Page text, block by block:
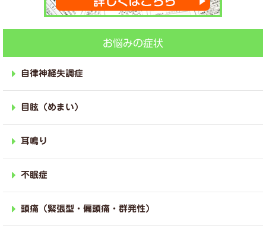
お悩みの症状
自律神経失調症
目眩（めまい）
耳鳴り
不眠症
頭痛（緊張型・偏頭痛・群発性）